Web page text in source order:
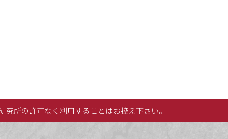
所の許可なく利用することはお控え下さい。